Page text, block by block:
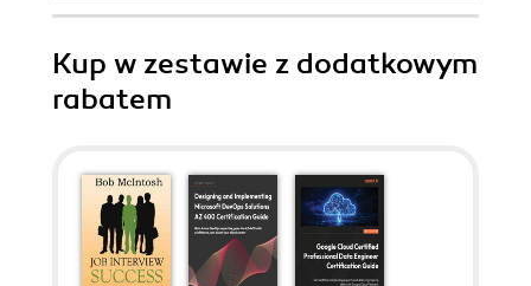
Kup w zestawie z dodatkowym
rabatem